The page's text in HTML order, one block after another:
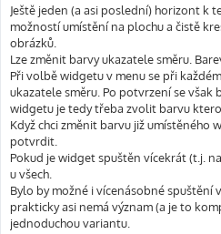
í
s
p
ě
v
e
k
Ještě jeden (a asi poslední) horizont k
možností umístění na plochu a čistě
obrázků.
Lze změnit barvy ukazatele směru.
Při volbě widgetu v menu se při
ukazatele směru. Po potvrzení se však
widgetu je tedy třeba zvolit barvu
Když chci změnit barvu již umístěného
potvrdit.
Pokud je widget spuštěn vícekrát (t.j.
u všech.
Bylo by možné i vícenásobné spuštění
prakticky asi nemá význam (a je to
jednoduchou variantu.